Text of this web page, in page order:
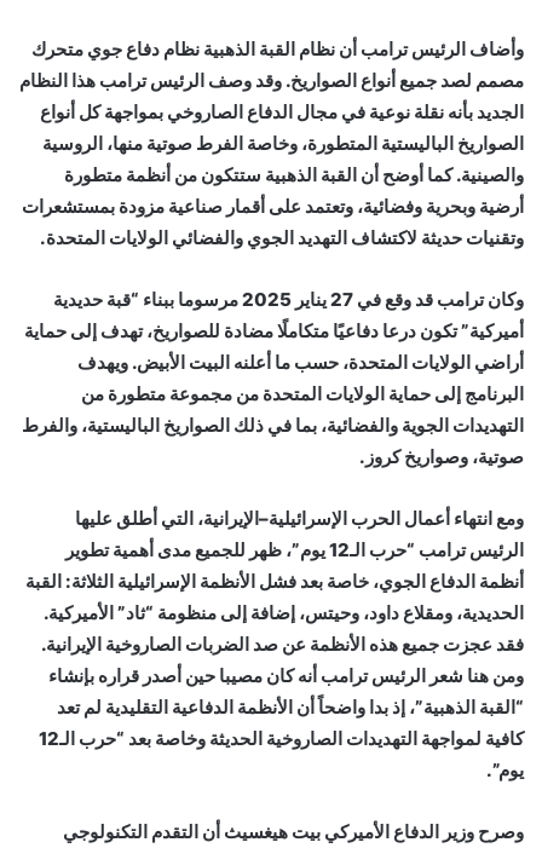
وأضاف الرئيس ترامب أن نظام القبة الذهبية نظام دفاع جوي متحرك
مصمم لصد جميع أنواع الصواريخ. وقد وصف الرئيس ترامب هذا النظام
الجديد بأنه نقلة نوعية في مجال الدفاع الصاروخي بمواجهة كل أنواع
الصواريخ الباليستية المتطورة، وخاصة الفرط صوتية منها، الروسية
والصينية. كما أوضح أن القبة الذهبية ستتكون من أنظمة متطورة
أرضية وبحرية وفضائية، وتعتمد على أقمار صناعية مزودة بمستشعرات
وتقنيات حديثة لاكتشاف التهديد الجوي والفضائي الولايات المتحدة.
وكان ترامب قد وقع في 27 يناير 2025 مرسوما ببناء “قبة حديدية
أميركية” تكون درعا دفاعيًا متكاملًا مضادة للصواريخ، تهدف إلى حماية
أراضي الولايات المتحدة، حسب ما أعلنه البيت الأبيض. ويهدف
البرنامج إلى حماية الولايات المتحدة من مجموعة متطورة من
التهديدات الجوية والفضائية، بما في ذلك الصواريخ الباليستية، والفرط
صوتية، وصواريخ كروز.
ومع انتهاء أعمال الحرب الإسرائيلية–الإيرانية، التي أطلق عليها
الرئيس ترامب “حرب الـ12 يوم”، ظهر للجميع مدى أهمية تطوير
أنظمة الدفاع الجوي، خاصة بعد فشل الأنظمة الإسرائيلية الثلاثة: القبة
الحديدية، ومقلاع داود، وحيتس، إضافة إلى منظومة “ثاد” الأميركية.
فقد عجزت جميع هذه الأنظمة عن صد الضربات الصاروخية الإيرانية.
ومن هنا شعر الرئيس ترامب أنه كان مصيبا حين أصدر قراره بإنشاء
“القبة الذهبية”، إذ بدا واضحاً أن الأنظمة الدفاعية التقليدية لم تعد
كافية لمواجهة التهديدات الصاروخية الحديثة وخاصة بعد “حرب الـ12
يوم”.
وصرح وزير الدفاع الأميركي بيت هيغسيث أن التقدم التكنولوجي